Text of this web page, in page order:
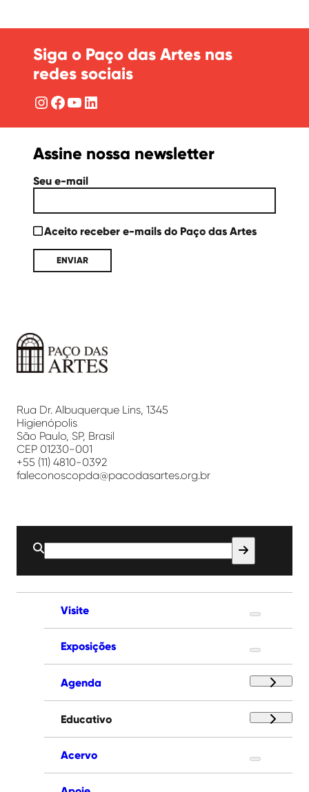
Siga o Paço das Artes nas
redes sociais
Instagram
Facebook
YouTube
LinkedIn
Assine nossa newsletter
Seu e-mail
Aceito receber e-mails do Paço das Artes
Artes
Rua Dr. Albuquerque Lins, 1345
Higienópolis
São Paulo, SP, Brasil
CEP 01230-001
+55 (11) 4810-0392
faleconoscopda@pacodasartes.org.br
Buscar
por:
Visite
Exposições
Agenda
Educativo
Acervo